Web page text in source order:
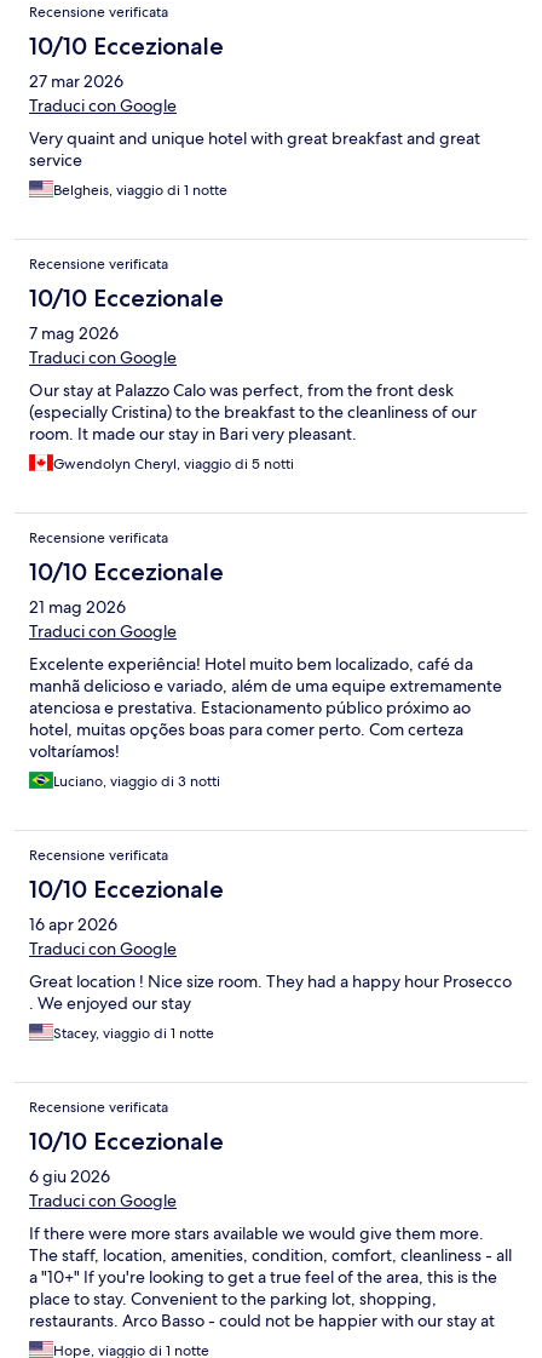
Recensione verificata
10/10 Eccezionale
27 mar 2026
Traduci con Google
Very quaint and unique hotel with great breakfast and great
service
Belgheis, viaggio di 1 notte
Recensione verificata
10/10 Eccezionale
7 mag 2026
Traduci con Google
Our stay at Palazzo Calo was perfect, from the front desk
(especially Cristina) to the breakfast to the cleanliness of our
room. It made our stay in Bari very pleasant.
Gwendolyn Cheryl, viaggio di 5 notti
Recensione verificata
10/10 Eccezionale
21 mag 2026
Traduci con Google
Excelente experiência! Hotel muito bem localizado, café da
manhã delicioso e variado, além de uma equipe extremamente
atenciosa e prestativa. Estacionamento público próximo ao
hotel, muitas opções boas para comer perto. Com certeza
voltaríamos!
Luciano, viaggio di 3 notti
Recensione verificata
10/10 Eccezionale
16 apr 2026
Traduci con Google
Great location ! Nice size room. They had a happy hour Prosecco
. We enjoyed our stay
Stacey, viaggio di 1 notte
Recensione verificata
10/10 Eccezionale
6 giu 2026
Traduci con Google
If there were more stars available we would give them more.
The staff, location, amenities, condition, comfort, cleanliness - all
a "10+" If you're looking to get a true feel of the area, this is the
place to stay. Convenient to the parking lot, shopping,
restaurants. Arco Basso - could not be happier with our stay at
Palazzo Calo and Maurelli. We will tell our friends and we can't
Hope, viaggio di 1 notte